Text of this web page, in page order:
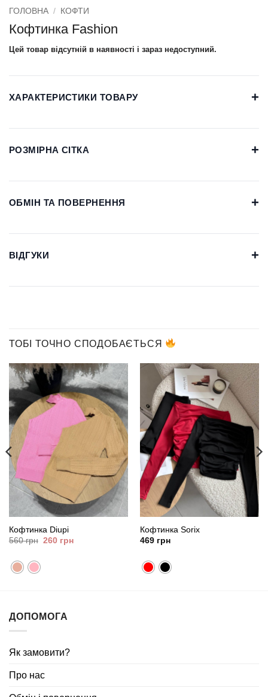
ГОЛОВНА / КОФТИ
Кофтинка Fashion
Цей товар відсутній в наявності і зараз недоступний.
ХАРАКТЕРИСТИКИ ТОВАРУ +
РОЗМІРНА СІТКА +
ОБМІН ТА ПОВЕРНЕННЯ +
ВІДГУКИ +
ТОБІ ТОЧНО СПОДОБАЄТЬСЯ
Кофтинка Diupi
560грн Оригінальна
260грнПоточна
Кофтинка Sorix
469грн
ДОПОМОГА
Як замовити?
Про нас